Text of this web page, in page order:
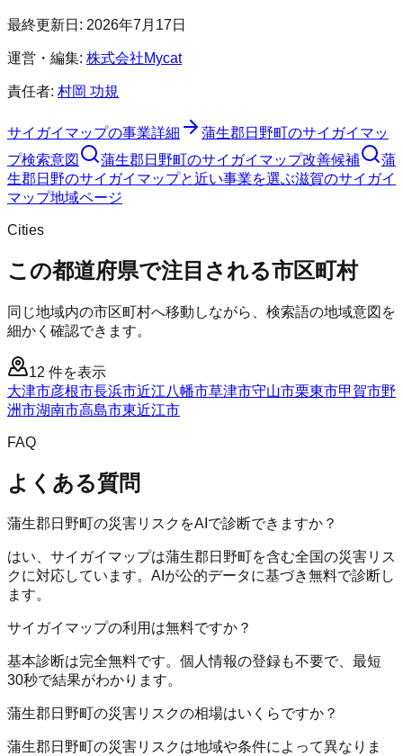
最終更新日: 2026年7月17日
運営・編集: 株式会社Mycat
責任者: 村岡 功規
サイガイマップの事業詳細 蒲生郡日野町のサイガイマッ
プ検索意図 蒲生郡日野町のサイガイマップ改善候補
蒲
生郡日野のサイガイマップと近い事業を選ぶ滋賀のサイガイ
マップ地域ページ
Cities
この都道府県で注目される市区町村
同じ地域内の市区町村へ移動しながら、検索語の地域意図を
細かく確認できます。
12 件を表示
大津市彦根市長浜市近江八幡市草津市守山市栗東市甲賀市野
洲市湖南市高島市東近江市
FAQ
よくある質問
蒲生郡日野町の災害リスクをAIで診断できますか？
はい、サイガイマップは蒲生郡日野町を含む全国の災害リス
クに対応しています。AIが公的データに基づき無料で診断し
ます。
サイガイマップの利用は無料ですか？
基本診断は完全無料です。個人情報の登録も不要で、最短
30秒で結果がわかります。
蒲生郡日野町の災害リスクの相場はいくらですか？
蒲生郡日野町の災害リスクは地域や条件によって異なりま